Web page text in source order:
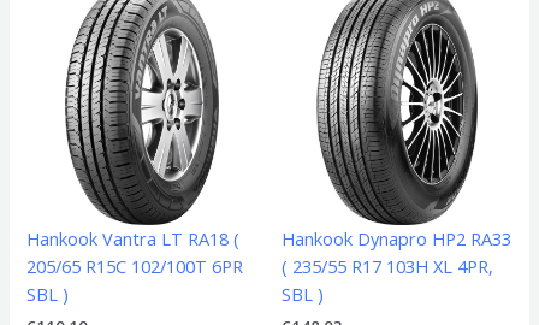
Hankook Vantra LT RA18 (
205/65 R15C 102/100T 6PR
SBL )
Hankook Dynapro HP2 RA33
( 235/55 R17 103H XL 4PR,
SBL )